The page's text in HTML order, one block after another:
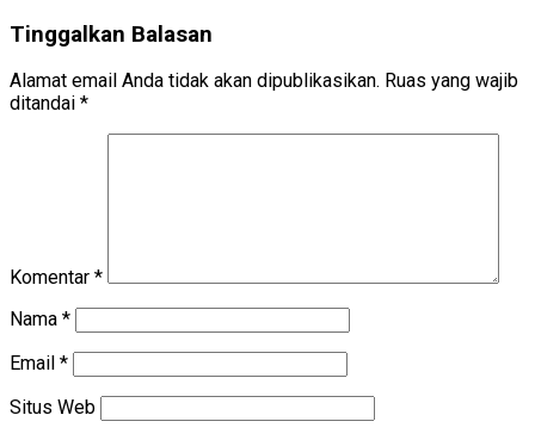
Tinggalkan Balasan
Alamat email Anda tidak akan dipublikasikan. Ruas yang wajib
ditandai *
Komentar *
Nama *
Email *
Situs Web